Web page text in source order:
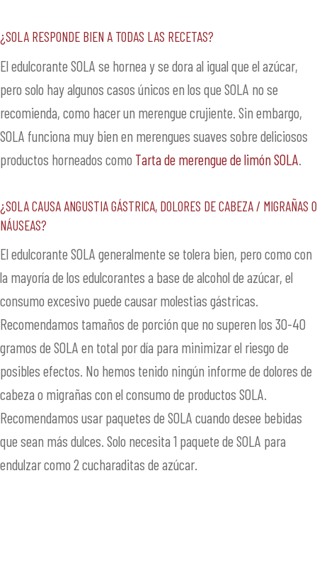
¿SOLA responde bien a todas las recetas?
El edulcorante SOLA se hornea y se dora al igual que el azúcar,
pero solo hay algunos casos únicos en los que SOLA no se
recomienda, como hacer un merengue crujiente. Sin embargo,
SOLA funciona muy bien en merengues suaves sobre deliciosos
productos horneados como Tarta de merengue de limón SOLA
¿SOLA causa angustia gástrica, dolores de cabeza / migrañas o
náuseas?
El edulcorante SOLA generalmente se tolera bien, pero como con
la mayoría de los edulcorantes a base de alcohol de azúcar, el
consumo excesivo puede causar molestias gástricas.
Recomendamos tamaños de porción que no superen los 30-40
gramos de SOLA en total por día para minimizar el riesgo de
posibles efectos. No hemos tenido ningún informe de dolores de
cabeza o migrañas con el consumo de productos SOLA.
Recomendamos usar paquetes de SOLA cuando desee bebidas
que sean más dulces. Solo necesita 1 paquete de SOLA para
endulzar como 2 cucharaditas de azúcar.